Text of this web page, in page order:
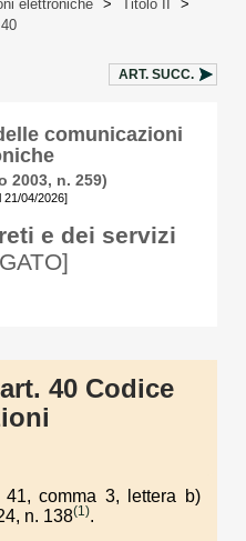
elettroniche > Titolo II
>
ART. SUCC.
comunicazioni
2003, n. 259)
21/04/2026]
e dei servizi
40 Codice
comma 3, lettera b)
n. 138(1).